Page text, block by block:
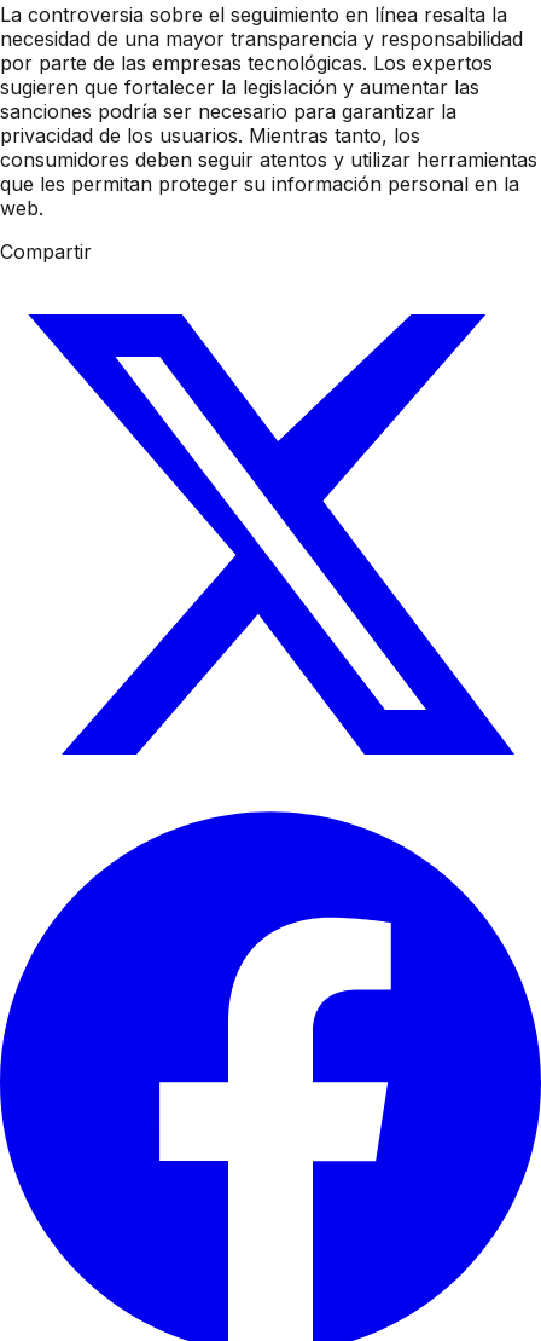
La controversia sobre el seguimiento en línea resalta la
necesidad de una mayor transparencia y responsabilidad
por parte de las empresas tecnológicas. Los expertos
sugieren que fortalecer la legislación y aumentar las
sanciones podría ser necesario para garantizar la
privacidad de los usuarios. Mientras tanto, los
consumidores deben seguir atentos y utilizar herramientas
que les permitan proteger su información personal en la
web.
Compartir